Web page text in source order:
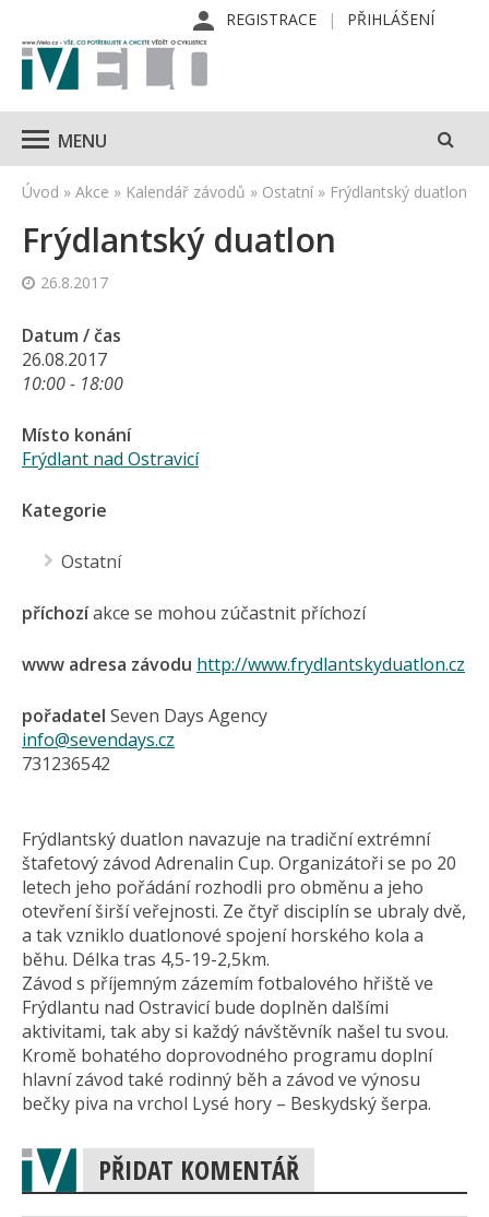
REGISTRACE PŘIHLÁŠENÍ
MENU
Úvod » Akce » Kalendář závodů » Ostatní » Frýdlantský duatlon
Frýdlantský duatlon
26.8.2017
Datum / čas
26.08.2017
10:00 - 18:00
Místo konání
Frýdlant nad Ostravicí
Kategorie
Ostatní
příchozíakce se mohou zúčastnit příchozí
www adresa závodu http://www.frydlantskyduatlon.cz
pořadatel Seven Days Agency
info@sevendays.cz
731236542
Frýdlantský duatlon navazuje na tradiční extrémní
štafetový závod Adrenalin Cup. Organizátoři se po 20
letech jeho pořádání rozhodli pro obměnu a jeho
otevření širší veřejnosti. Ze čtyř disciplín se ubraly dvě,
a tak vzniklo duatlonové spojení horského kola a
běhu. Délka tras 4,5-19-2,5km.
Závod s příjemným zázemím fotbalového hřiště ve
Frýdlantu nad Ostravicí bude doplněn dalšími
aktivitami, tak aby si každý návštěvník našel tu svou.
Kromě bohatého doprovodného programu doplní
hlavní závod také rodinný běh a závod ve výnosu
bečky piva na vrchol Lysé hory – Beskydský šerpa.
PŘIDAT KOMENTÁŘ